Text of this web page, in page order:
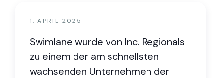
1. APRIL 2025
Swimlane wurde von Inc. Regionals
zu einem der am schnellsten
wachsenden Unternehmen der